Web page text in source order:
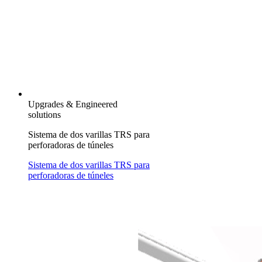
Upgrades & Engineered
solutions
Sistema de dos varillas TRS para
perforadoras de túneles
Sistema de dos varillas TRS para
perforadoras de túneles